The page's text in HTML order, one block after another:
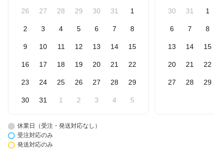
26 27 28 29 30 31 1
2 3 4 5 6 7 8
9 10 11 12 13 14 15
16 17 18 19 20 21 22
23 24 25 26 27 28 29
30 31 1 2 3 4 5
30 31 1
6 7 8
13 14 15
20 21 22
27 28 29
休業日（受注・発送対応なし）
受注対応のみ
発送対応のみ